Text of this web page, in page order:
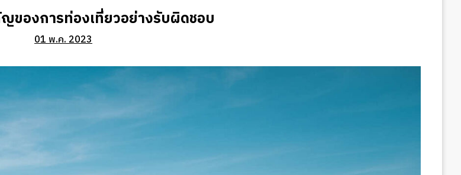
ของการท่องเที่ยวอย่างรับผิดชอบ
01 พ.ค. 2023